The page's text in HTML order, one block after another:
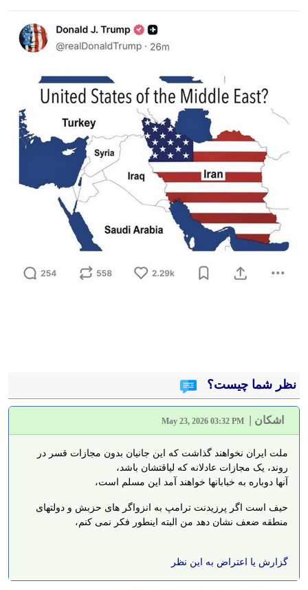
نظر شما چیست؟
اشکان May 23, 2026 03:32 PM
ملت ایران نخواهند گذاشت که این جانیان بدون مجازات قسر در
روند، یک مجازات عادلانه که لیاقتشان باشد،
آنها دوباره به خبابانها خواهند آمد این مسلم است،
حیف است اگر پرزیدنت ترامپ به انزواگر های حزبش و دولتهای
منطقه ضعف نشان دهد من البته اینطور فکر نمی کنم،
گزارش یا اعتراض به این نظر